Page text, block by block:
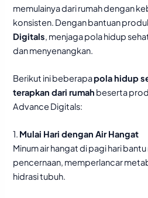
memulainya dari rumah dengan
konsisten. Dengan bantuan
Digitals , menjaga pola hidup
dan menyenangkan.
Berikut ini beberapapola hidup
terapkan dari rumah beserta
Advance Digitals:
1. Mulai Hari dengan Air Hangat
Minum air hangat di pagi hari
pencernaan, memperlancar
hidrasi tubuh.